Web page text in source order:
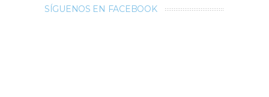
SÍGUENOS EN FACEBOOK